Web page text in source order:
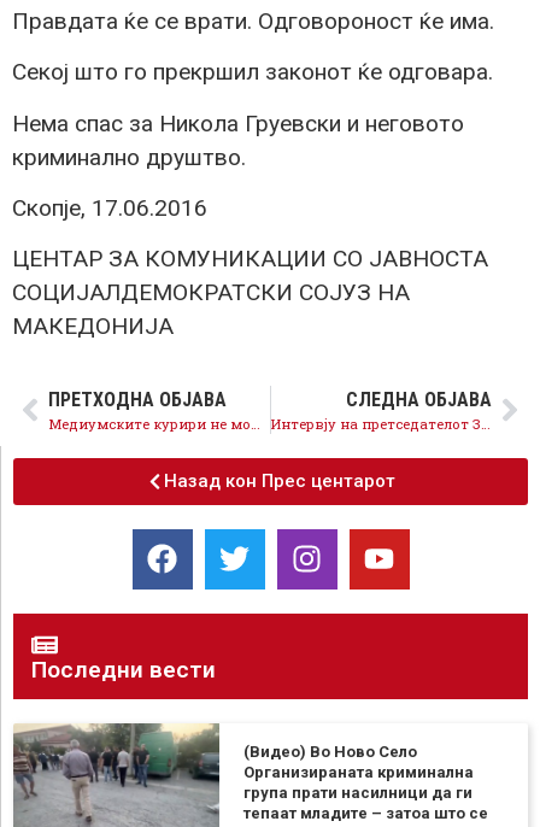
Правдата ќе се врати. Одговороност ќе има.
Секој што го прекршил законот ќе одговара.
Нема спас за Никола Груевски и неговото
криминално друштво.
Скопје, 17.06.2016
ЦЕНТАР ЗА КОМУНИКАЦИИ СО ЈАВНОСТА
СОЦИЈАЛДЕМОКРАТСКИ СОЈУЗ НА
МАКЕДОНИЈА
ПРЕТХОДНА ОБЈАВА СЛЕДНА ОБЈАВА
Назад кон Прес центарот
Последни вести
(Видео) Во Ново Село
Организираната криминална
група прати насилници да ги
тепаат младите – затоа што се